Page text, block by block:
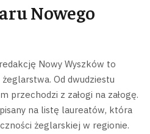
Nowego
Nowy Wyszków to
Od dwudziestu
przechodzi z załogi na załogę.
na listę laureatów, która
żeglarskiej w regionie.